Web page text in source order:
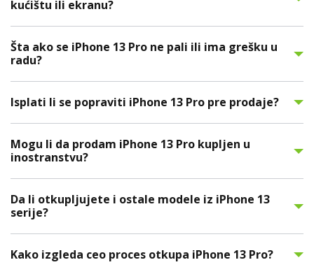
kućištu ili ekranu?
Šta ako se iPhone 13 Pro ne pali ili ima grešku u
radu?
Isplati li se popraviti iPhone 13 Pro pre prodaje?
Mogu li da prodam iPhone 13 Pro kupljen u
inostranstvu?
Da li otkupljujete i ostale modele iz iPhone 13
serije?
Kako izgleda ceo proces otkupa iPhone 13 Pro?